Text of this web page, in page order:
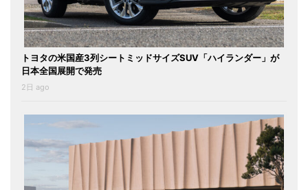
トヨタの米国産3列シートミッドサイズSUV「ハイランダー」が
日本全国展開で発売
2日 ago